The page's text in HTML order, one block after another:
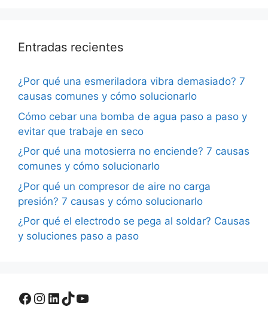
Entradas recientes
¿Por qué una esmeriladora vibra demasiado? 7
causas comunes y cómo solucionarlo
Cómo cebar una bomba de agua paso a paso y
evitar que trabaje en seco
¿Por qué una motosierra no enciende? 7 causas
comunes y cómo solucionarlo
¿Por qué un compresor de aire no carga
presión? 7 causas y cómo solucionarlo
¿Por qué el electrodo se pega al soldar? Causas
y soluciones paso a paso
Facebook
Instagram
LinkedIn
TikTok
YouTube